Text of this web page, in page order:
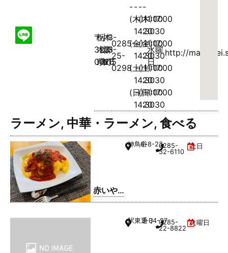
〒
323-
0026
栃
木
県
小
山
市
本
郷
町
3-
3-
15
0285-
25-
0298
----
(木)11:00
～
14:30
(木)17:00
～
20:30
(金)11:00
～
14:30
(金)17:00
～
20:30
(土)11:00
～
14:30
(土)17:00
～
20:30
(日)11:00
～
14:30
(日)17:00
～
20:30
水曜
日
http://
ラーメン, 中華・ラーメン, 食べる
赤いや
ね
神鳥谷6-8-230285-
32-6110
土日
駅東通り3-34-270285-
22-8822
火曜日